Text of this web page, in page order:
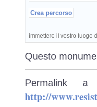
immettere il vostro luogo
Questo
Permalink
http://